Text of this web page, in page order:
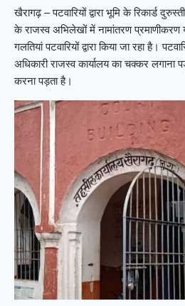
खैरागढ़ – पटवारियों द्वारा भूमि के रिकार्ड
के राजस्व अभिलेखों में नामांतरण प्रमाणीकरण
गलतियां पटवारियों द्वारा किया जा रहा है।
अधिकारी राजस्व कार्यालय का चक्कर लगाना
करना पड़ता है।